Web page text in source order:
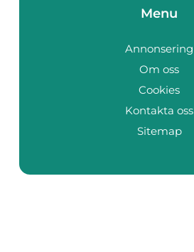
Menu
Annonsering
Om oss
Cookies
Kontakta oss
Sitemap